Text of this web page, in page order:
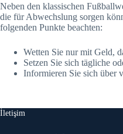
Neben den klassischen
die für Abwechslung sorgen
folgenden Punkte beachten:
Wetten Sie nur mit Geld,
Setzen Sie sich tägliche
Informieren Sie sich über
İletişim